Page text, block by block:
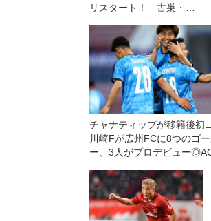
リスタート！ 古巣・横
は「感情的な試合にな
る」が「勝利を求めた
い！」
チャナティップが移籍後初
川崎Fが広州FCに8つのゴ
ー、3人がプロデビュー